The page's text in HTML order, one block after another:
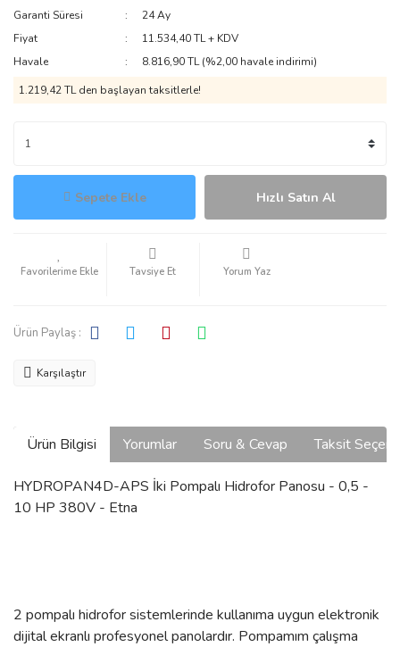
Garanti Süresi
24 Ay
Fiyat
11.534,40 TL + KDV
Havale
8.816,90 TL (%2,00 havale indirimi)
1.219,42 TL den başlayan taksitlerle!
Sepete Ekle Hızlı Satın Al
Tavsiye Et Yorum Yaz
Ürün Paylaş :
Karşılaştır
Ürün Bilgisi Yorumlar Soru & Cevap Taksit
HYDROPAN4D-APS İki Pompalı Hidrofor Panosu - 0,5 -
10 HP 380V - Etna
2 pompalı hidrofor sistemlerinde kullanıma uygun elektronik
dijital ekranlı profesyonel panolardır. Pompamım çalışma